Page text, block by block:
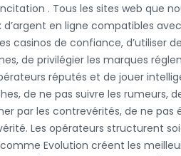
. Tous les sites web que
en ligne compatibles
casinos de confiance, d’utiliser
de privilégier les marques
réputés et de jouer
de ne pas suivre les rumeurs,
par les contrevérités, de ne pas
Les opérateurs structurent
Evolution créent les